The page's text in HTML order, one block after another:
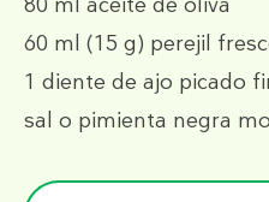
60 ml (15 g) perejil
1 diente de ajo picado
sal o pimienta negra